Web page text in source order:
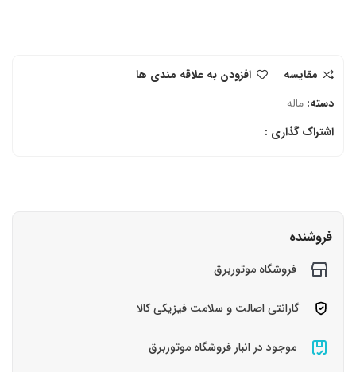
مقایسه
افزودن به علاقه مندی ها
دسته: ماله
اشتراک گذاری :
فروشنده
فروشگاه موتوربرق
گارانتی اصالت و سلامت فیزیکی کالا
موجود در انبار فروشگاه موتوربرق